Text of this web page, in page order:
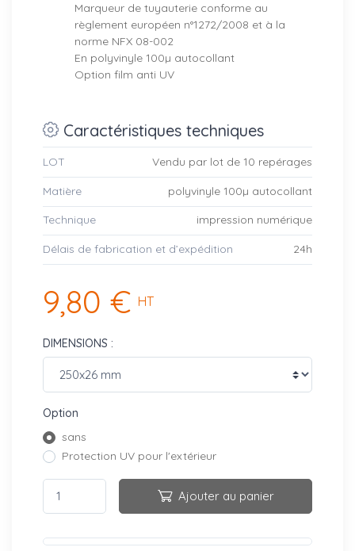
Marqueur de tuyauterie conforme au
règlement européen n°1272/2008 et à la
norme NFX 08-002
En polyvinyle 100µ autocollant
Option film anti UV
Caractéristiques techniques
LOT Vendu par lot de 10 repérages
Matière polyvinyle 100µ autocollant
Technique impression numérique
Délais de fabrication et d’expédition 24h
9,80 € HT
DIMENSIONS :
Option
sans
Protection UV pour l'extérieur
Ajouter au panier